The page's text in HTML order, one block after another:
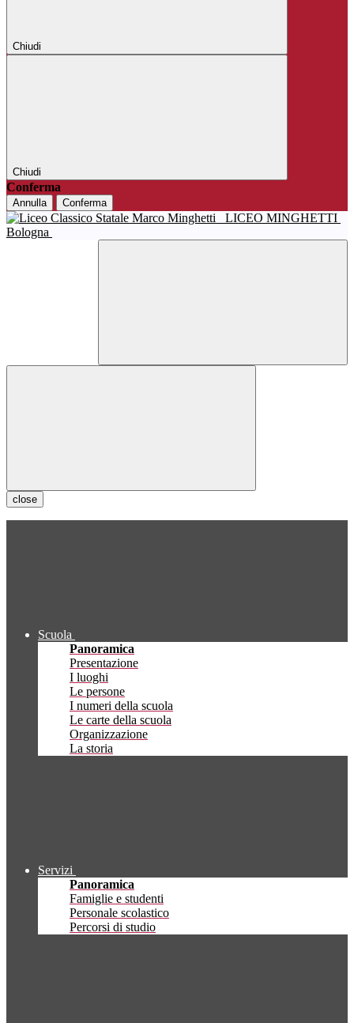
Chiudi
Chiudi
Conferma
Annulla Conferma
LICEO MINGHETTI
Bologna
close
Scuola
Panoramica
Presentazione
I luoghi
Le persone
I numeri della scuola
Le carte della scuola
Organizzazione
La storia
Servizi
Panoramica
Famiglie e studenti
Personale scolastico
Percorsi di studio